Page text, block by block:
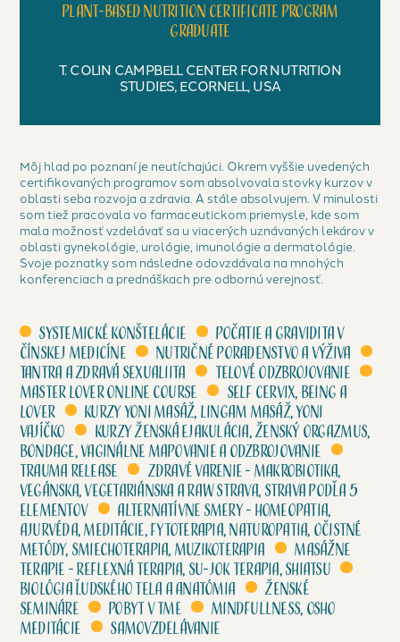
Plant-based nutrition certificate program
graduate
T. COLIN CAMPBELL CENTER FOR NUTRITION
STUDIES, ECORNELL, USA
Môj hlad po poznaní je neutíchajúci. Okrem vyššie uvedených
certifikovaných programov som absolvovala stovky kurzov v
oblasti seba rozvoja a zdravia. A stále absolvujem. V minulosti
som tiež pracovala vo farmaceutickom priemysle, kde som
mala možnosť vzdelávať sa u viacerých uznávaných lekárov v
oblasti gynekológie, urológie, imunológie a dermatológie.
Svoje poznatky som následne odovzdávala na mnohých
konferenciach a prednáškach pre odbornú verejnosť.
Systemické konštelácie
Počatie a gravidita v
čínskej medicíne
Nutričné poradenstvo a výživa
Tantra a zdravá sexualiita
Telové odzbrojovanie
Master lover online course
Self cervix, Being a
lover
Kurzy Yoni masáž, Lingam masáž, Yoni
vajíčko
Kurzy Ženská ejakulácia, Ženský orgazmus,
Bondage, Vaginálne mapovanie a odzbrojovanie
Trauma release
Zdravé varenie - Makrobiotika,
vegánska, vegetariánska a raw strava, strava podľa 5
elementov
Alternatívne smery - homeopatia,
ajurvéda, meditácie, fytoterapia, naturopatia, očistné
metódy, smiechoterapia, muzikoterapia
Masážne
terapie - Reflexná terapia, su-jok terapia, shiatsu
Biológia ľudského tela a anatómia
Ženské
semináre
Pobyt v tme
Mindfullness, Osho
meditácie
Samovzdelávanie